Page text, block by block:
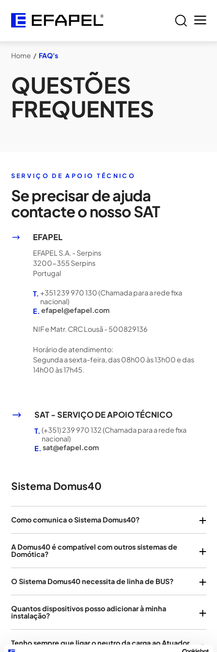
Home / FAQ's
QUESTÕES
FREQUENTES
SERVIÇO DE APOIO TÉCNICO
Se precisar de ajuda
contacte o nosso SAT
EFAPEL
EFAPEL S.A. - Serpins
3200-355 Serpins
Portugal
T. +351 239 970 130 (Chamada para a rede fixa
nacional)
E. efapel@efapel.com
NIF e Matr. CRC Lousã - 500829136
Horário de atendimento:
Segunda a sexta-feira, das 08h00 às 13h00 e das
14h00 às 17h45.
SAT - SERVIÇO DE APOIO TÉCNICO
T.(+351) 239 970 132 (Chamada para a rede fixa
nacional)
E.sat@efapel.com
Sistema Domus40
Como comunica o Sistema Domus40?
a 2.4 GHz.
A Domus40 é compatível com outros sistemas de
Domótica?
aparelhos da Gama Domus40.
O Sistema Domus40 necessita de linha de BUS?
sem fios (Wireless).
Quantos dispositivos posso adicionar à minha
instalação?
dispositivos.
Tenho sempre que ligar o neutro da carga ao Atuador
Domus40?